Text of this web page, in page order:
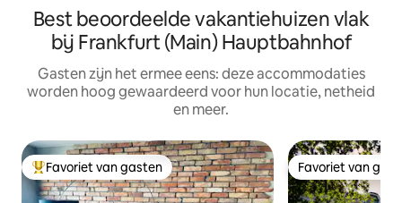
Best beoordeelde vakantiehuizen vlak
bij Frankfurt (Main) Hauptbahnhof
Gasten zijn het ermee eens: deze accommodaties
worden hoog gewaardeerd voor hun locatie, netheid
en meer.
Topfavoriet van gasten
Favoriet van gasten Favoriet van
Favoriet van